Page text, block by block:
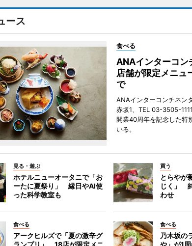
ース
食べる
ANAインターコン
店舗が限定メニ
で
ANAインターコンチネン
赤坂1、TEL 03-3505-
開業40周年を記念した特
いる。
見る・遊ぶ
ホテルニューオータニで「お
ーたに夏祭り」 縁日やAI使
った科学教室も
買う
とらやが
じく」
わせ
食べる
アークヒルズで「夏の激辛グ
食べる
乃木坂の